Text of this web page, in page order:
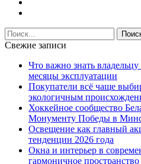
Свежие записи
Что важно знать
месяцы эксплуатации
Покупатели всё чаще
экологичным
Хоккейное сообщество
Монументу Победы в
Освещение как главный
тенденции 2026 года
Окна и интерьер в
гармоничное пространство